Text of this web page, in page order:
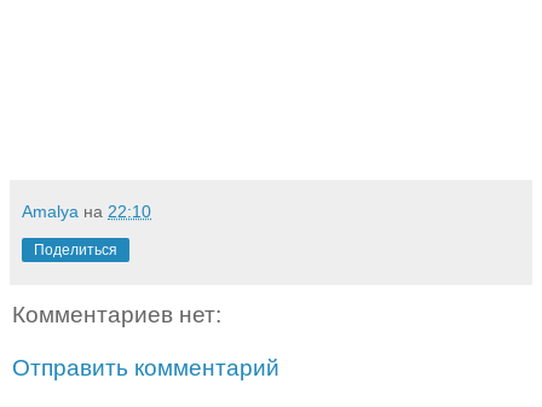
Amalya на 22:10
Поделиться
Комментариев нет:
Отправить комментарий